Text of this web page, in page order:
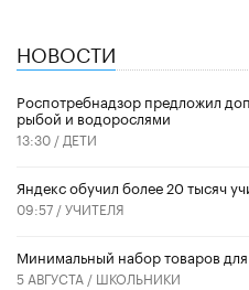
НОВОСТИ
Роспотребнадзор предложил
рыбой и водорослями
13:30 / ДЕТИ
​Яндекс обучил более 20 тысяч
09:57 /УЧИТЕЛЯ
Минимальный набор товаров
5 АВГУСТА / ШКОЛЬНИКИ